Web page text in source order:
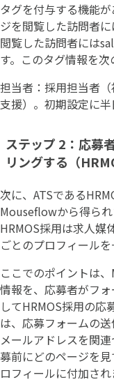
タグを付与する機能
ジを閲覧した訪問者
閲覧した訪問者には
す。このタグ情報を次
担当者：採用担当者
支援）。初期設定に半
ステップ 2：応募
リングする（
次に、ATSである
Mouseflowから得られ
HRMOS採用は求人媒
ごとのプロフィールを
ここでのポイントは
情報を、応募者がフ
してHRMOS採用の応
は、応募フォームの
メールアドレスを関
募前にどのページを
ロフィールに付加され